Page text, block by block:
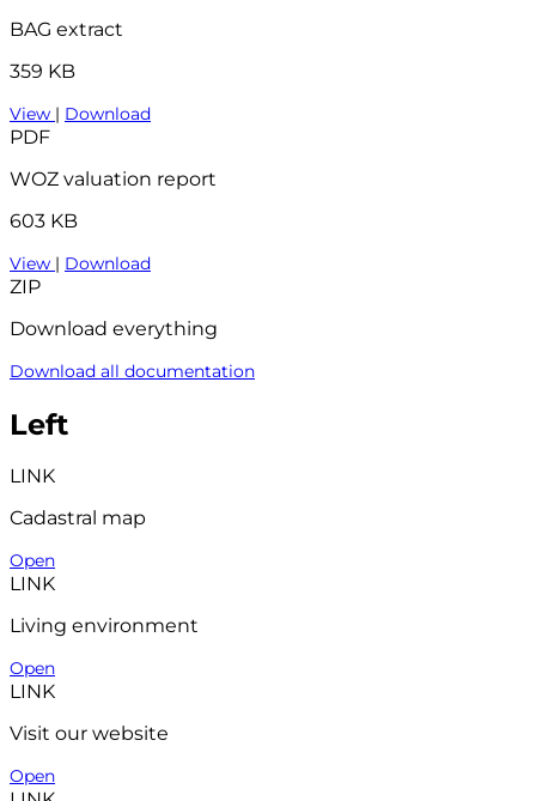
BAG extract
359 KB
View | Download
PDF
WOZ valuation report
603 KB
View | Download
ZIP
Download everything
Download all documentation
Left
LINK
Cadastral map
Open
LINK
Living environment
Open
LINK
Visit our website
Open